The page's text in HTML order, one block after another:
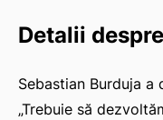
Detalii
Sebastian Burduja
„Trebuie să